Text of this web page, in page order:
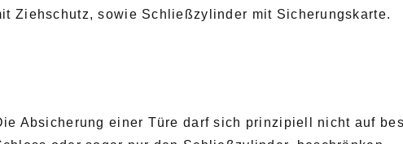
Ziehschutz, sowie Schließzylinder mit Sicherungskarte.
Absicherung einer Türe darf sich prinzipiell nicht auf